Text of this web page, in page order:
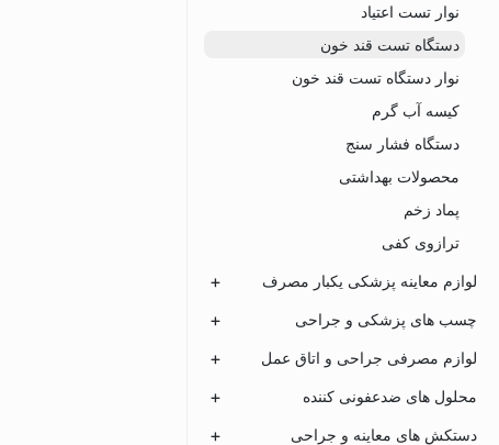
نوار تست اعتیاد
دستگاه تست قند خون
نوار دستگاه تست قند خون
کیسه آب گرم
دستگاه فشار سنج
محصولات بهداشتی
پماد زخم
ترازوی کفی
لوازم معاینه پزشکی یکبار مصرف
چسب های پزشکی و جراحی
لوازم مصرفی جراحی و اتاق عمل
محلول های ضدعفونی کننده
دستکش های معاینه و جراحی